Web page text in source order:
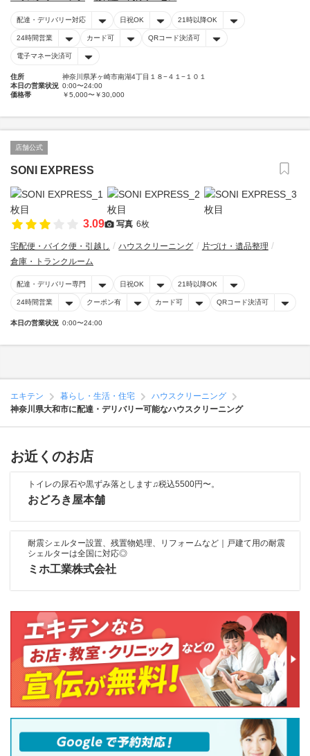
配達・デリバリー対応 日祝OK 21時以降OK
24時間営業 カード可 QRコード決済可
電子マネー決済可
住所
神奈川県茅ヶ崎市南湖4丁目１８−４１−１０１
本日の営業状況 0:00〜24:00
価格帯
￥5,000〜￥30,000
店舗公式
SONI EXPRESS
3.09 写真 6枚
宅配便・バイク便・引越し ハウスクリーニング
片づけ・遺品整理
倉庫・トランクルーム
配達・デリバリー専門 日祝OK 21時以降OK
24時間営業 クーポン有 カード可 QRコード決済可
本日の営業状況 0:00〜24:00
エキテン 暮らし・生活・住宅
ハウスクリーニング
神奈川県大和市に配達・デリバリー可能なハウスクリーニング
お近くのお店
トイレの尿石や黒ずみ落とします♫税込5500円〜。
おどろき屋本舗
耐震シェルター設置、残置物処理、リフォームなど｜戸建て用の耐震
シェルターは全国に対応◎
ミホ工業株式会社